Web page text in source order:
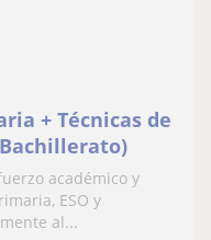
+ Técnicas de
académico y
ESO y
al...